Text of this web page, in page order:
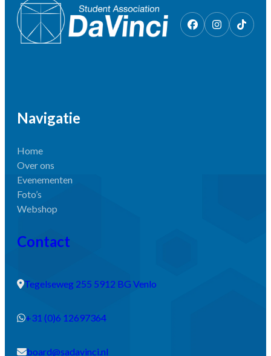
Navigatie
Home
Over ons
Evenementen
Foto’s
Webshop
Contact
Tegelseweg 255 5912 BG Venlo
+31 (0)6 12697364
board@sadavinci.nl